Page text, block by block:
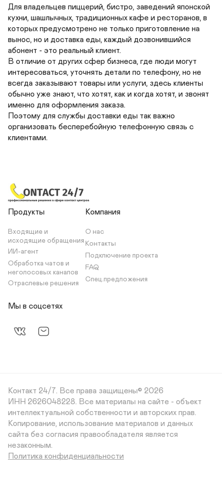
Для владельцев пиццерий, бистро, заведений японской
кухни, шашлычных, традиционных кафе и ресторанов, в
которых предусмотрено не только приготовление на
вынос, но и доставка еды, каждый дозвонившийся
абонент - это реальный клиент.
В отличие от других сфер бизнеса, где люди могут
интересоваться, уточнять детали по телефону, но не
всегда заказывают товары или услуги, здесь клиенты
обычно уже знают, что хотят, как и когда хотят, и звонят
именно для оформления заказа.
Поэтому для службы доставки еды так важно
организовать бесперебойную телефонную связь с
клиентами.
Продукты
Входящие и
исходящие обращения
ИИ-агент
Обработка чатов и
неголосовых каналов
Отраслевые решения
Компания
О нас
Контакты
Подключение проекта
FAQ
Спец.предложения
Мы в соцсетях
Контакт 24/7. Все права защищены© 2026
ИНН 2626048228. Все материалы на сайте - объект
интеллектуальной собственности и авторских прав.
Копирование, использование материалов и данных
сайта без согласия правообладателя является
незаконным.
Политика конфиденциальности